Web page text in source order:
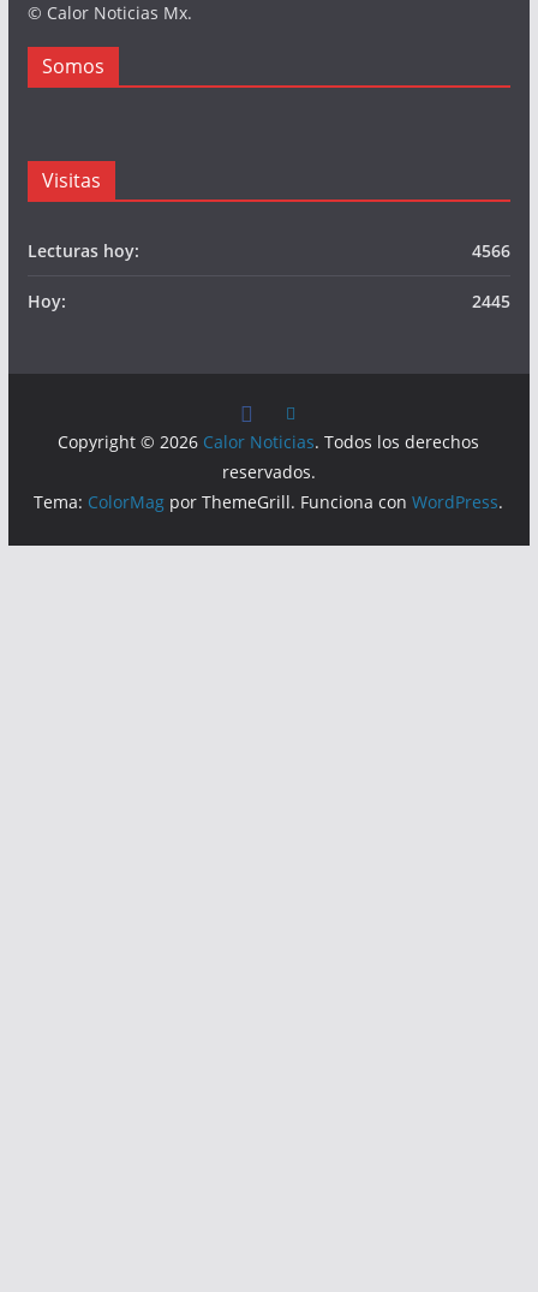
© Calor Noticias Mx.
Somos
Visitas
4566
Lecturas hoy:
2445
Hoy:
Copyright © 2026 Calor Noticias. Todos los derechos
reservados.
Tema: ColorMag por ThemeGrill. Funciona conWordPress.